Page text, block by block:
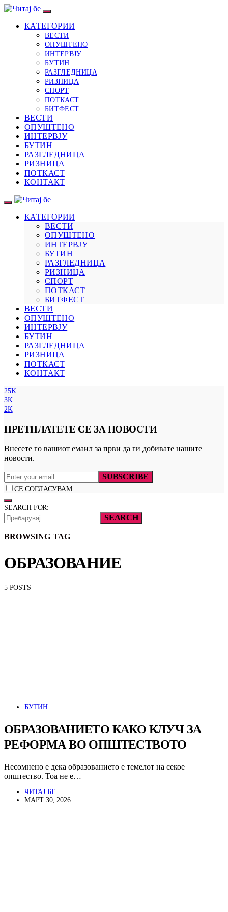
КАТЕГОРИИ
ВЕСТИ
ОПУШТЕНО
ИНТЕРВЈУ
БУТИН
РАЗГЛЕДНИЦА
РИЗНИЦА
СПОРТ
ПОТКАСТ
БИТФЕСТ
ВЕСТИ
ОПУШТЕНО
ИНТЕРВЈУ
БУТИН
РАЗГЛЕДНИЦА
РИЗНИЦА
ПОТКАСТ
КОНТАКТ
КАТЕГОРИИ
ВЕСТИ
ОПУШТЕНО
ИНТЕРВЈУ
БУТИН
РАЗГЛЕДНИЦА
РИЗНИЦА
СПОРТ
ПОТКАСТ
БИТФЕСТ
ВЕСТИ
ОПУШТЕНО
ИНТЕРВЈУ
БУТИН
РАЗГЛЕДНИЦА
РИЗНИЦА
ПОТКАСТ
КОНТАКТ
25K
3K
2K
ПРЕТПЛАТЕТЕ СЕ ЗА НОВОСТИ
Внесете го вашиот емаил за први да ги добивате нашите
новости.
SUBSCRIBE
СЕ СОГЛАСУВАМ
SEARCH FOR:
SEARCH
BROWSING TAG
ОБРАЗОВАНИЕ
5 POSTS
БУТИН
ОБРАЗОВАНИЕТО КАКО КЛУЧ ЗА
РЕФОРМА ВО ОПШТЕСТВОТО
Несомнено е дека образованието е темелот на секое
општество. Тоа не е…
ЧИТАЈ БЕ
МАРТ 30, 2026